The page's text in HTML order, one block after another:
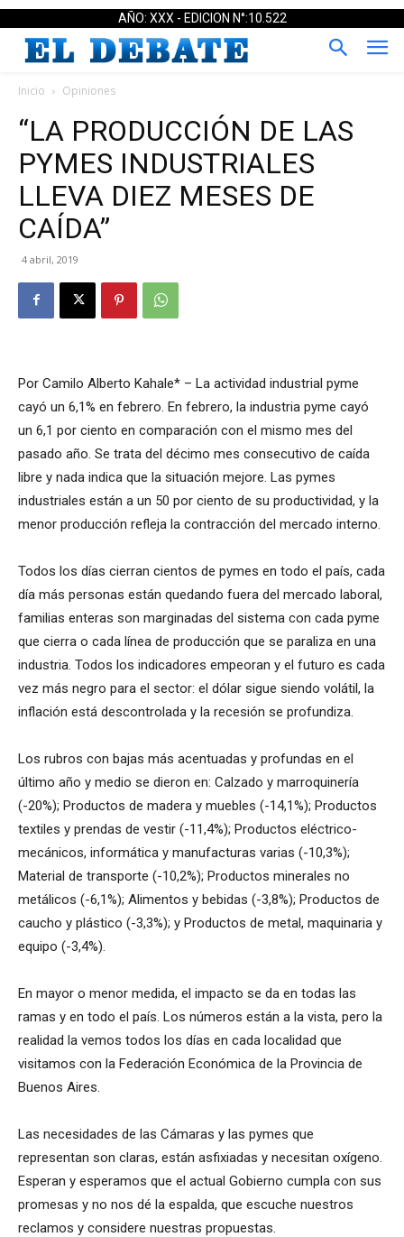
AÑO: XXX - EDICION N°:10.522
Inicio Opiniones
“LA PRODUCCIÓN DE LAS
PYMES INDUSTRIALES
LLEVA DIEZ MESES DE
CAÍDA”
4 abril, 2019
Por Camilo Alberto Kahale* – La actividad industrial pyme
cayó un 6,1% en febrero. En febrero, la industria pyme cayó
un 6,1 por ciento en comparación con el mismo mes del
pasado año. Se trata del décimo mes consecutivo de caída
libre y nada indica que la situación mejore. Las pymes
industriales están a un 50 por ciento de su productividad, y la
menor producción refleja la contracción del mercado interno.
Todos los días cierran cientos de pymes en todo el país, cada
día más personas están quedando fuera del mercado laboral,
familias enteras son marginadas del sistema con cada pyme
que cierra o cada línea de producción que se paraliza en una
industria. Todos los indicadores empeoran y el futuro es cada
vez más negro para el sector: el dólar sigue siendo volátil, la
inflación está descontrolada y la recesión se profundiza.
Los rubros con bajas más acentuadas y profundas en el
último año y medio se dieron en: Calzado y marroquinería
(-20%); Productos de madera y muebles (-14,1%); Productos
textiles y prendas de vestir (-11,4%); Productos eléctrico-
mecánicos, informática y manufacturas varias (-10,3%);
Material de transporte (-10,2%); Productos minerales no
metálicos (-6,1%); Alimentos y bebidas (-3,8%); Productos de
caucho y plástico (-3,3%); y Productos de metal, maquinaria y
equipo (-3,4%).
En mayor o menor medida, el impacto se da en todas las
ramas y en todo el país. Los números están a la vista, pero la
realidad la vemos todos los días en cada localidad que
visitamos con la Federación Económica de la Provincia de
Buenos Aires.
Las necesidades de las Cámaras y las pymes que
representan son claras, están asfixiadas y necesitan oxígeno.
Esperan y esperamos que el actual Gobierno cumpla con sus
promesas y no nos dé la espalda, que escuche nuestros
reclamos y considere nuestras propuestas.